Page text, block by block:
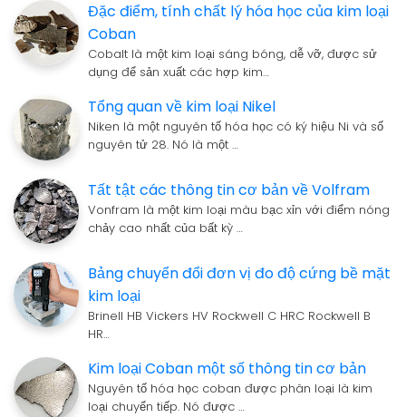
Đặc điểm, tính chất lý hóa học của kim loại
Coban
Cobalt là một kim loại sáng bóng, dễ vỡ, được sử
dụng để sản xuất các hợp kim…
Tổng quan về kim loại Nikel
Niken là một nguyên tố hóa học có ký hiệu Ni và số
nguyên tử 28. Nó là một …
Tất tật các thông tin cơ bản về Volfram
Vonfram là một kim loại màu bạc xỉn với điểm nóng
chảy cao nhất của bất kỳ …
Bảng chuyển đổi đơn vị đo độ cứng bề mặt
kim loại
Brinell HB Vickers HV Rockwell C HRC Rockwell B
HR…
Kim loại Coban một số thông tin cơ bản
Nguyên tố hóa học coban được phân loại là kim
loại chuyển tiếp. Nó được …